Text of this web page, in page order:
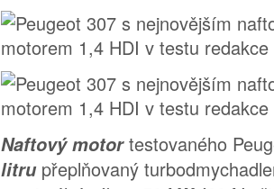
Naftový motortestovaného
litru přeplňovaný